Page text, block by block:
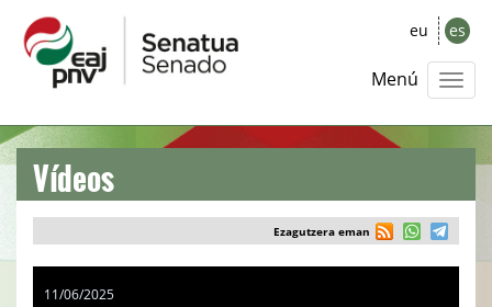
eu es
Menú
Vídeos
Ezagutzera eman
11/06/2025